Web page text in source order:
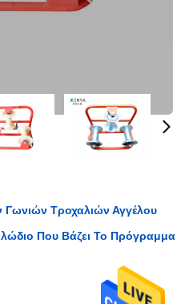
Τροχαλιών Αγγέλου
Που Βάζει Το Πρόγραμμα